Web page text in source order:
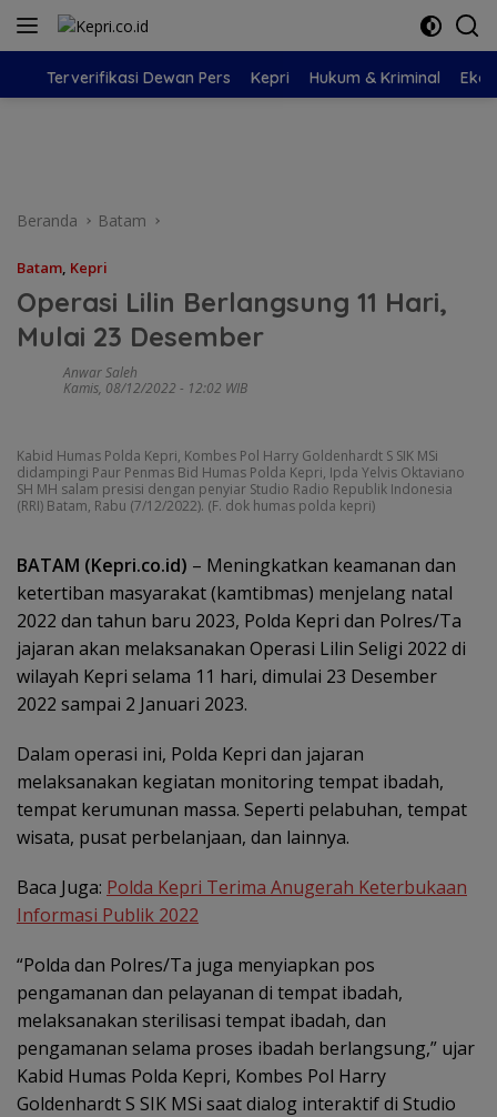
Langsung
Terverifikasi Dewan Pers Kepri Hukum & Kriminal
Beranda Batam
Batam, Kepri
Operasi Lilin Berlangsung 11 Hari,
Mulai 23 Desember
Anwar Saleh
Kamis, 08/12/2022 - 12:02 WIB
Kabid Humas Polda Kepri, Kombes Pol Harry Goldenhardt S SIK MSi
didampingi Paur Penmas Bid Humas Polda Kepri, Ipda Yelvis Oktaviano
SH MH salam presisi dengan penyiar Studio Radio Republik Indonesia
(RRI) Batam, Rabu (7/12/2022). (F. dok humas polda kepri)
BATAM (Kepri.co.id) – Meningkatkan keamanan dan
ketertiban masyarakat (kamtibmas) menjelang natal
2022 dan tahun baru 2023, Polda Kepri dan Polres/Ta
jajaran akan melaksanakan Operasi Lilin Seligi 2022 di
wilayah Kepri selama 11 hari, dimulai 23 Desember
2022 sampai 2 Januari 2023.
Dalam operasi ini, Polda Kepri dan jajaran
melaksanakan kegiatan monitoring tempat ibadah,
tempat kerumunan massa. Seperti pelabuhan, tempat
wisata, pusat perbelanjaan, dan lainnya.
Baca Juga: Polda Kepri Terima Anugerah Keterbukaan
Informasi Publik 2022
“Polda dan Polres/Ta juga menyiapkan pos
pengamanan dan pelayanan di tempat ibadah,
melaksanakan sterilisasi tempat ibadah, dan
pengamanan selama proses ibadah berlangsung,” ujar
Kabid Humas Polda Kepri, Kombes Pol Harry
Goldenhardt S SIK MSi saat dialog interaktif di Studio